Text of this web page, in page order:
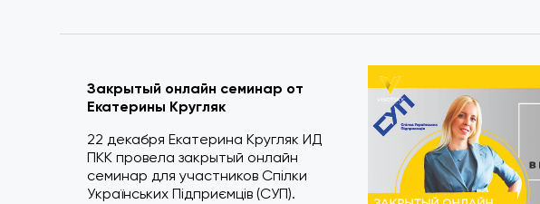
Закрытый онлайн семинар от
Екатерины Кругляк
22 декабря Екатерина Кругляк ИД
ПКК провела закрытый онлайн
семинар для участников Спілки
Українських Підприємців (СУП).